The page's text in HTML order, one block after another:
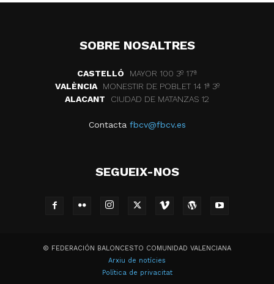
SOBRE NOSALTRES
CASTELLÓ
MAYOR 100 3º 17ª
VALÈNCIA
MONESTIR DE POBLET 14 1ª 3º
ALACANT
CIUDAD DE MATANZAS 12
Contacta fbcv@fbcv.es
SEGUEIX-NOS
© FEDERACIÓN BALONCESTO COMUNIDAD VALENCIANA
Arxiu de notícies
Política de privacitat